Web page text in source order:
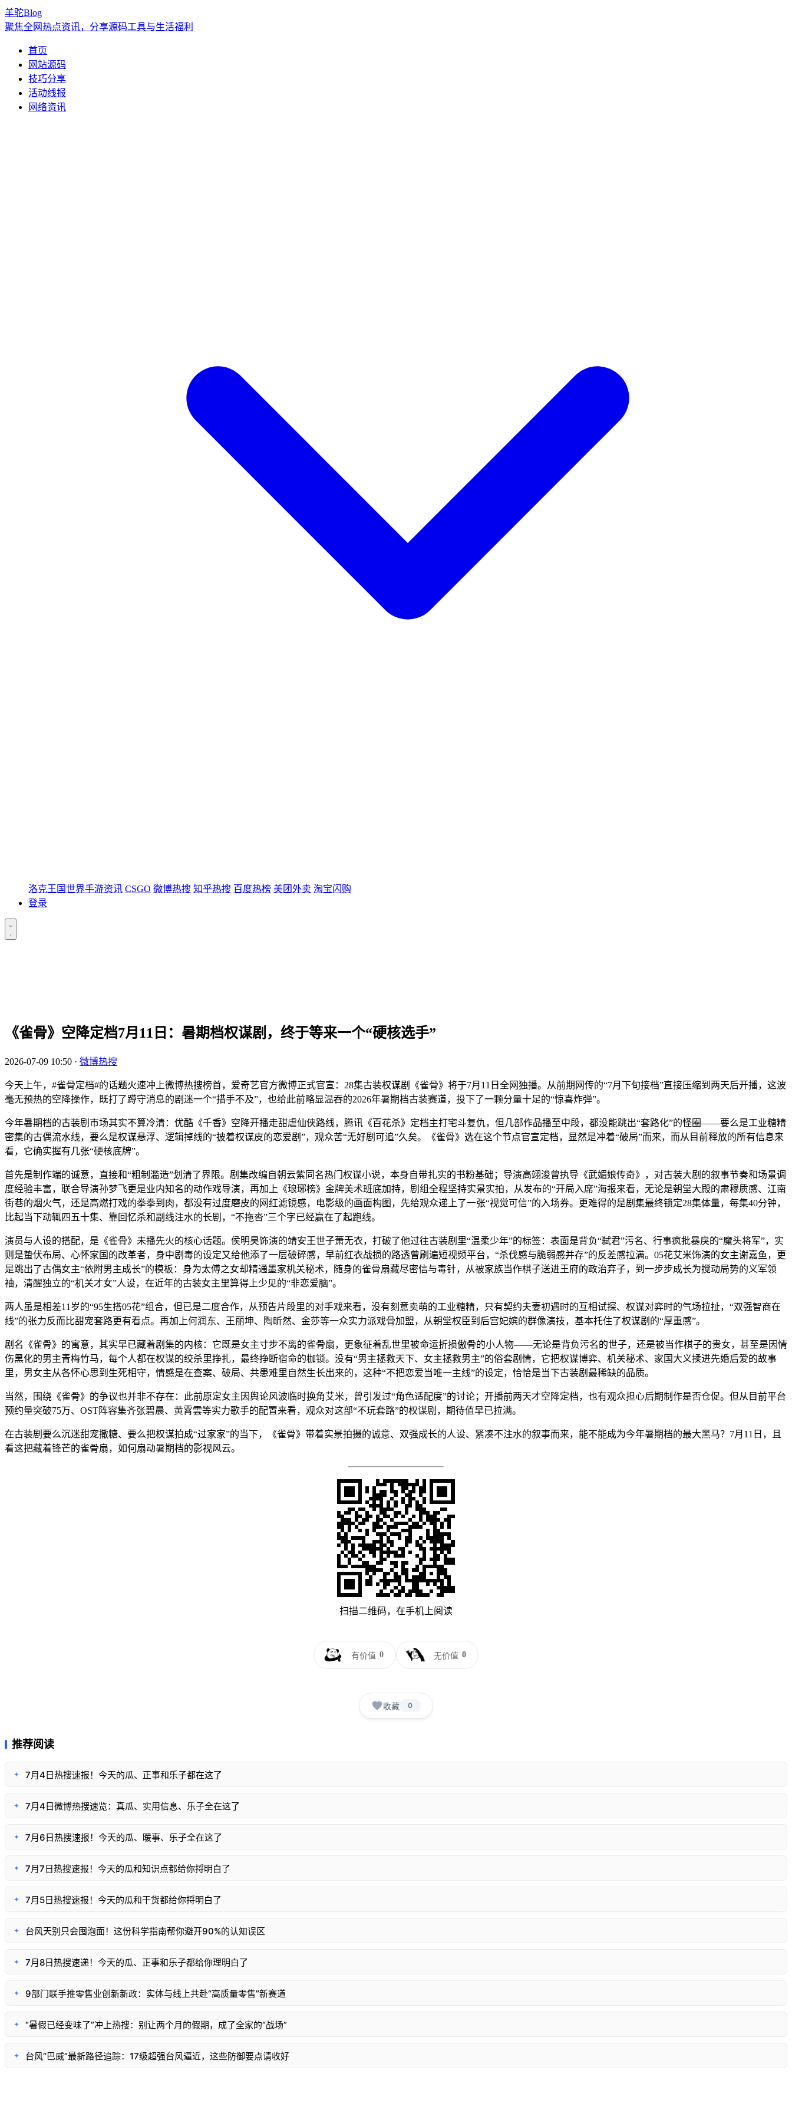
羊驼Blog
聚焦全网热点资讯，分享源码工具与生活福利
首页
网站源码
技巧分享
活动线报
网络资讯
洛克王国世界手游资讯 CSGO 微博热搜 知乎热搜 百度热榜 美团外卖 淘宝闪购
登录
《雀骨》空降定档7月11日：暑期档权谋剧，终于等来一个“硬核选手”
2026-07-09 10:50 · 微博热搜
今天上午，#雀骨定档#的话题火速冲上微博热搜榜首，爱奇艺官方微博正式官宣：28集古装权谋剧《雀骨》将于7月11日全网独播。从前期网传的“7月下旬接档”直接压缩到两天后开播，这波
毫无预热的空降操作，既打了蹲守消息的剧迷一个“措手不及”，也给此前略显温吞的2026年暑期档古装赛道，投下了一颗分量十足的“惊喜炸弹”。
今年暑期档的古装剧市场其实不算冷清：优酷《千香》空降开播走甜虐仙侠路线，腾讯《百花杀》定档主打宅斗复仇，但几部作品播至中段，都没能跳出“套路化”的怪圈——要么是工业糖精
密集的古偶流水线，要么是权谋悬浮、逻辑掉线的“披着权谋皮的恋爱剧”，观众苦“无好剧可追”久矣。《雀骨》选在这个节点官宣定档，显然是冲着“破局”而来，而从目前释放的所有信息来
看，它确实握有几张“硬核底牌”。
首先是制作端的诚意，直接和“粗制滥造”划清了界限。剧集改编自朝云紫同名热门权谋小说，本身自带扎实的书粉基础；导演高翊浚曾执导《武媚娘传奇》，对古装大剧的叙事节奏和场景调
度经验丰富，联合导演孙梦飞更是业内知名的动作戏导演，再加上《琅琊榜》金牌美术班底加持，剧组全程坚持实景实拍，从发布的“开局入席”海报来看，无论是朝堂大殿的肃穆质感、江南
街巷的烟火气，还是高燃打戏的拳拳到肉，都没有过度磨皮的网红滤镜感，电影级的画面构图，先给观众递上了一张“视觉可信”的入场券。更难得的是剧集最终锁定28集体量，每集40分钟，
比起当下动辄四五十集、靠回忆杀和副线注水的长剧，“不拖沓”三个字已经赢在了起跑线。
演员与人设的搭配，是《雀骨》未播先火的核心话题。侯明昊饰演的靖安王世子萧无衣，打破了他过往古装剧里“温柔少年”的标签：表面是背负“弑君”污名、行事疯批暴戾的“魔头将军”，实
则是蛰伏布局、心怀家国的改革者，身中剧毒的设定又给他添了一层破碎感，早前红衣战损的路透曾刷遍短视频平台，“杀伐感与脆弱感并存”的反差感拉满。05花艾米饰演的女主谢嘉鱼，更
是跳出了古偶女主“依附男主成长”的模板：身为太傅之女却精通墨家机关秘术，随身的雀骨扇藏尽密信与毒针，从被家族当作棋子送进王府的政治弃子，到一步步成长为搅动局势的义军领
袖，清醒独立的“机关才女”人设，在近年的古装女主里算得上少见的“非恋爱脑”。
两人虽是相差11岁的“95生搭05花”组合，但已是二度合作，从预告片段里的对手戏来看，没有刻意卖萌的工业糖精，只有契约夫妻初遇时的互相试探、权谋对弈时的气场拉扯，“双强智商在
线”的张力反而比甜宠套路更有看点。再加上何润东、王丽坤、陶昕然、金莎等一众实力派戏骨加盟，从朝堂权臣到后宫妃嫔的群像演技，基本托住了权谋剧的“厚重感”。
剧名《雀骨》的寓意，其实早已藏着剧集的内核：它既是女主寸步不离的雀骨扇，更象征着乱世里被命运折损傲骨的小人物——无论是背负污名的世子，还是被当作棋子的贵女，甚至是因情
伤黑化的男主青梅竹马，每个人都在权谋的绞杀里挣扎，最终挣断宿命的枷锁。没有“男主拯救天下、女主拯救男主”的俗套剧情，它把权谋博弈、机关秘术、家国大义揉进先婚后爱的故事
里，男女主从各怀心思到生死相守，情感是在查案、破局、共患难里自然生长出来的，这种“不把恋爱当唯一主线”的设定，恰恰是当下古装剧最稀缺的品质。
当然，围绕《雀骨》的争议也并非不存在：此前原定女主因舆论风波临时换角艾米，曾引发过“角色适配度”的讨论；开播前两天才空降定档，也有观众担心后期制作是否仓促。但从目前平台
预约量突破75万、OST阵容集齐张碧晨、黄霄雲等实力歌手的配置来看，观众对这部“不玩套路”的权谋剧，期待值早已拉满。
在古装剧要么沉迷甜宠撒糖、要么把权谋拍成“过家家”的当下，《雀骨》带着实景拍摄的诚意、双强成长的人设、紧凑不注水的叙事而来，能不能成为今年暑期档的最大黑马？7月11日，且
看这把藏着锋芒的雀骨扇，如何扇动暑期档的影视风云。
扫描二维码，在手机上阅读
有价值 0 无价值 0
收藏 0
推荐阅读
✦ 7月4日热搜速报！今天的瓜、正事和乐子都在这了
✦ 7月4日微博热搜速览：真瓜、实用信息、乐子全在这了
✦ 7月6日热搜速报！今天的瓜、暖事、乐子全在这了
✦ 7月7日热搜速报！今天的瓜和知识点都给你捋明白了
✦ 7月5日热搜速报！今天的瓜和干货都给你捋明白了
✦ 台风天别只会囤泡面！这份科学指南帮你避开90%的认知误区
✦ 7月8日热搜速递！今天的瓜、正事和乐子都给你理明白了
✦ 9部门联手推零售业创新新政：实体与线上共赴“高质量零售”新赛道
✦ “暑假已经变味了”冲上热搜：别让两个月的假期，成了全家的“战场”
✦ 台风“巴威”最新路径追踪：17级超强台风逼近，这些防御要点请收好